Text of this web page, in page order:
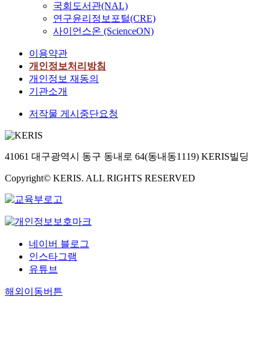
국회도서관(NAL)
연구윤리정보포털(CRE)
사이언스온 (ScienceON)
이용약관
개인정보처리방침
개인정보 재동의
기관소개
저작물 게시중단요청
41061 대구광역시 동구 동내로 64(동내동1119) KERIS빌딩
Copyright© KERIS. ALL RIGHTS RESERVED
네이버 블로그
인스타그램
유튜브
해외이동버튼